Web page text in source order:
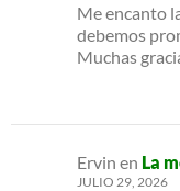
Me encanto
debemos
Muchas
Ervin en La
JULIO 29, 2026